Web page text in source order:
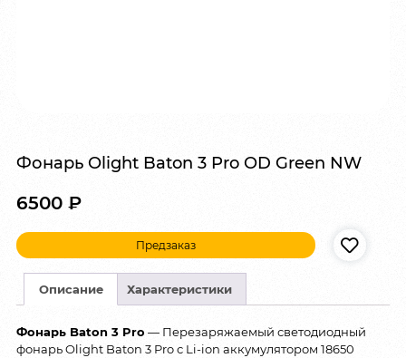
Фонарь Olight Baton 3 Pro OD Green NW
6500 ₽
Предзаказ
Описание Характеристики
Фонарь Baton 3 Pro — Перезаряжаемый светодиодный
фонарь Olight Baton 3 Pro с Li-ion аккумулятором 18650